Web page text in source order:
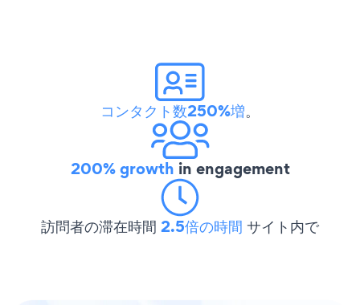
コンタクト数250%増。
200% growth in engagement
訪問者の滞在時間 2.5倍の時間 サイト内で